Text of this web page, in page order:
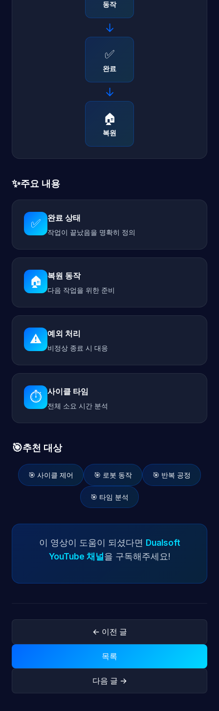
동작
→
✅
완료
→
🏠
복원
✨주요 내용
✅ 완료 상태
작업이 끝났음을 명확히 정의
🏠 복원 동작
다음 작업을 위한 준비
⚠️ 예외 처리
비정상 종료 시 대응
⏱️ 사이클 타임
전체 소요 시간 분석
🎯추천 대상
🎯 사이클 제어 🎯 로봇 동작 🎯 반복 공정
🎯 타임 분석
이 영상이 도움이 되셨다면 Dualsoft
YouTube 채널 을 구독해주세요!
← 이전 글
목록
다음 글 →